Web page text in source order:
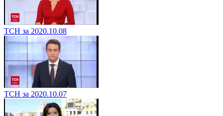
ТСН за 2020.10.08
ТСН за 2020.10.07